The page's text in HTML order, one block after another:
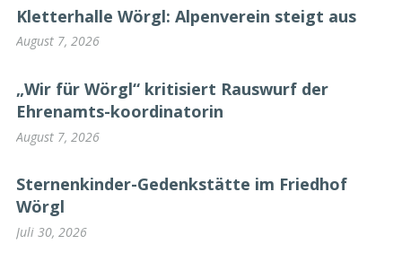
Kletterhalle Wörgl: Alpenverein steigt aus
August 7, 2026
„Wir für Wörgl“ kritisiert Rauswurf der
Ehrenamts-koordinatorin
August 7, 2026
Sternenkinder-Gedenkstätte im Friedhof
Wörgl
Juli 30, 2026